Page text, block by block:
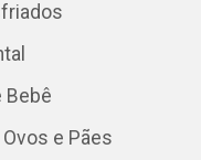
Bebê
e Pães